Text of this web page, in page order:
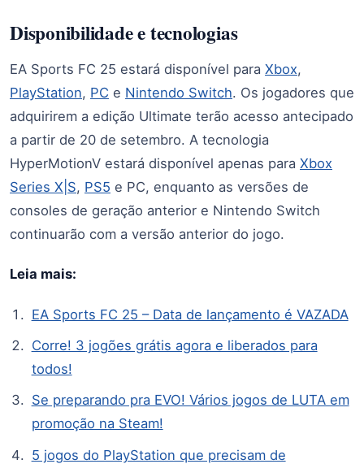
Disponibilidade e tecnologias
EA Sports FC 25 estará disponível para Xbox,
PlayStation, PC e Nintendo Switch. Os jogadores que
adquirirem a edição Ultimate terão acesso antecipado
a partir de 20 de setembro. A tecnologia
HyperMotionV estará disponível apenas para Xbox
Series X|S, PS5 e PC, enquanto as versões de
consoles de geração anterior e Nintendo Switch
continuarão com a versão anterior do jogo.
Leia mais:
EA Sports FC 25 – Data de lançamento é VAZADA
Corre! 3 jogões grátis agora e liberados para
todos!
Se preparando pra EVO! Vários jogos de LUTA em
promoção na Steam!
5 jogos do PlayStation que precisam de